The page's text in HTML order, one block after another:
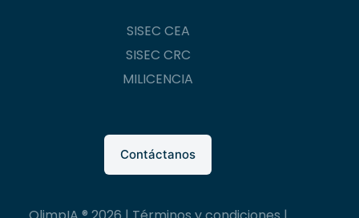
SISEC CEA
SISEC CRC
MILICENCIA
Contáctanos